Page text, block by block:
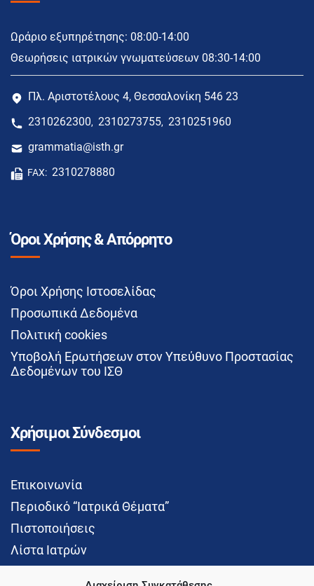
Ωράριο εξυπηρέτησης: 08:00-14:00
Θεωρήσεις ιατρικών γνωματεύσεων 08:30-14:00
Πλ. Αριστοτέλους 4, Θεσσαλονίκη 546 23
2310262300, 2310273755, 2310251960
grammatia@isth.gr
FAX: 2310278880
Όροι Χρήσης & Απόρρητο
Όροι Χρήσης Ιστοσελίδας
Προσωπικά Δεδομένα
Πολιτική cookies
Υποβολή Ερωτήσεων στον Υπεύθυνο Προστασίας
Δεδομένων του ΙΣΘ
Χρήσιμοι Σύνδεσμοι
Επικοινωνία
Περιοδικό “Ιατρικά Θέματα”
Πιστοποιήσεις
Λίστα Ιατρών